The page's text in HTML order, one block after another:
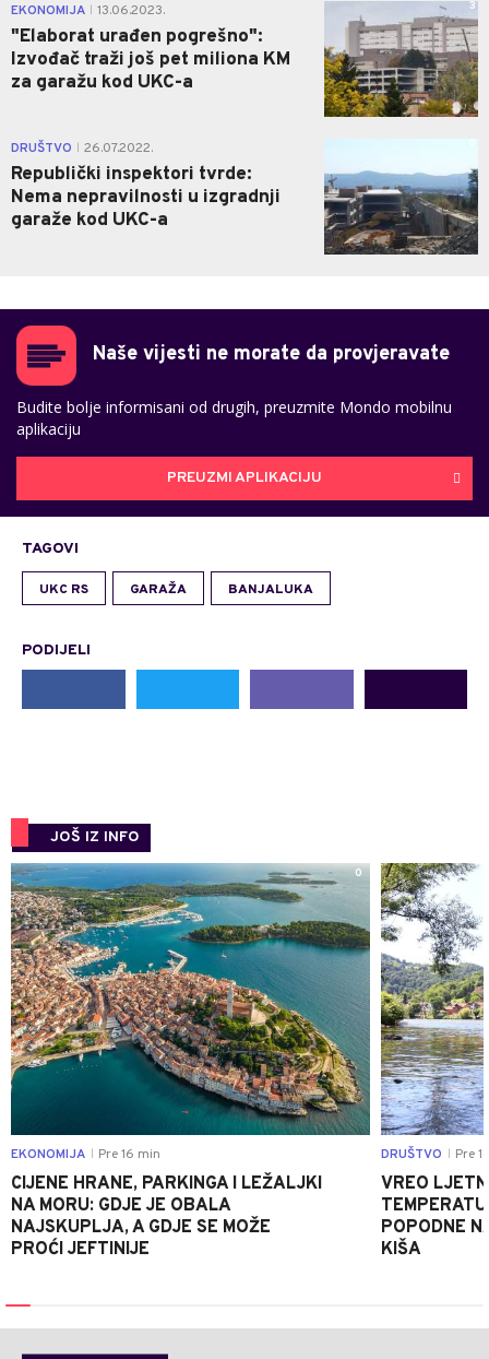
EKONOMIJA 13.06.2023.
"Elaborat urađen pogrešno":
Izvođač traži još pet miliona KM
za garažu kod UKC-a
3
DRUŠTVO 26.07.2022.
Republički inspektori tvrde:
Nema nepravilnosti u izgradnji
garaže kod UKC-a
0
Naše vijesti ne morate da provjeravate
Budite bolje informisani od drugih, preuzmite Mondo mobilnu
aplikaciju
PREUZMI APLIKACIJU
TAGOVI
UKC RS GARAŽA BANJALUKA
PODIJELI
JOŠ IZ INFO
0
EKONOMIJA Pre 16 min
CIJENE HRANE, PARKINGA I LEŽALJKI
NA MORU: GDJE JE OBALA
NAJSKUPLJA, A GDJE SE MOŽE
PROĆI JEFTINIJE
DRUŠTVO Pre
VREO
POPODNE
KIŠA